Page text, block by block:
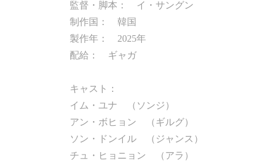
監督・脚本： イ・サングン
制作国： 韓国
製作年： 2025年
配給： ギャガ
キャスト：
イム・ユナ （ソンジ）
アン・ボヒョン （ギルグ）
ソン・ドンイル （ジャンス）
チュ・ヒョニョン （アラ）